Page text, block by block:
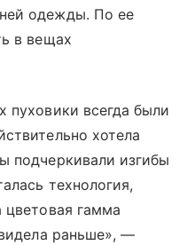
одежды. По ее
в вещах
всегда были
хотела
подчеркивали изгибы
технология,
цветовая гамма
раньше», —